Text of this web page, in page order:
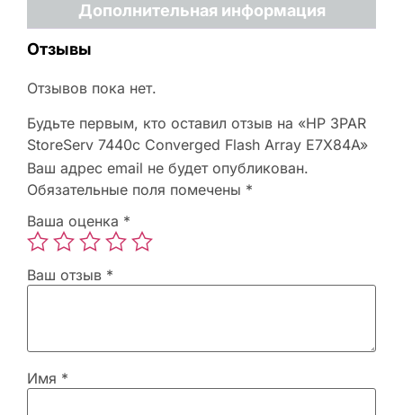
Дополнительная информация
Отзывы
Отзывов пока нет.
Будьте первым, кто оставил отзыв на «HP 3PAR
StoreServ 7440c Converged Flash Array E7X84A»
Ваш адрес email не будет опубликован.
Обязательные поля помечены *
Ваша оценка *
Ваш отзыв *
Имя *